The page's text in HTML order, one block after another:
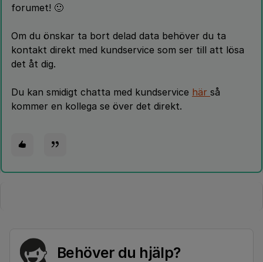
forumet! 🙂
Om du önskar ta bort delad data behöver du ta
kontakt direkt med kundservice som ser till att lösa
det åt dig.
Du kan smidigt chatta med kundservice här så
kommer en kollega se över det direkt.
Behöver du hjälp?